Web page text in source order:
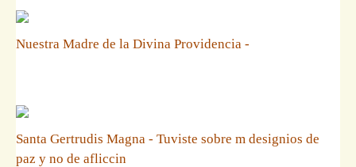
Nuestra Madre de la Divina Providencia -
Santa Gertrudis Magna - Tuviste sobre m designios de
paz y no de afliccin